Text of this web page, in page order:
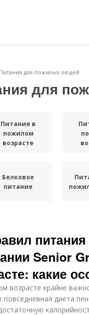
Питания для пожилых людей
для
Питания в
пожилом
возрасте
Белковое
питание
людей
для
людей
Senior
какие
возрасте крайне
повседневная диета